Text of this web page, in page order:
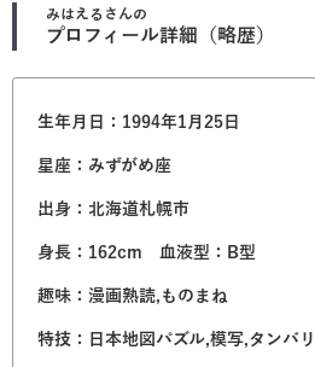
みはえる さんの
プロフィール詳細（略歴）
生年月日：1994年1月25日
星座：みずがめ座
出身：北海道札幌市
身長：162cm 血液型：B型
趣味：漫画熟読,ものまね
特技：日本地図パズル,模写,タンバ